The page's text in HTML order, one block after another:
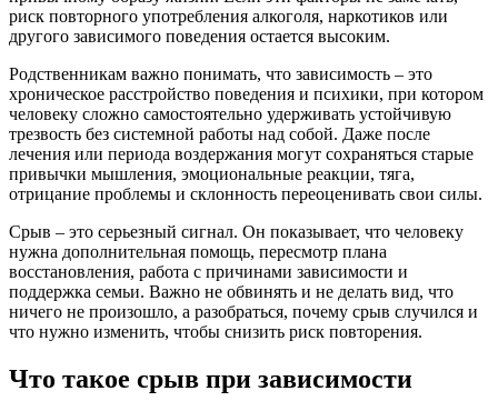
риск повторного употребления алкоголя, наркотиков или
другого зависимого поведения остается высоким.
Родственникам важно понимать, что зависимость – это
хроническое расстройство поведения и психики, при котором
человеку сложно самостоятельно удерживать устойчивую
трезвость без системной работы над собой. Даже после
лечения или периода воздержания могут сохраняться старые
привычки мышления, эмоциональные реакции, тяга,
отрицание проблемы и склонность переоценивать свои силы.
Срыв – это серьезный сигнал. Он показывает, что человеку
нужна дополнительная помощь, пересмотр плана
восстановления, работа с причинами зависимости и
поддержка семьи. Важно не обвинять и не делать вид, что
ничего не произошло, а разобраться, почему срыв случился и
что нужно изменить, чтобы снизить риск повторения.
Что такое срыв при зависимости